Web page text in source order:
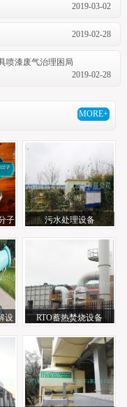
2019-03-02
2019-02-28
喷漆废气治理困局
2019-02-28
MORE+
子
污水处理设备
设
RTO蓄热焚烧设备